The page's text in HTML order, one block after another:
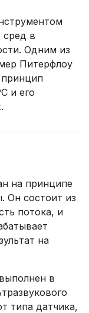
сред в
Одним из
Питерфлоу
и его
на принципе
Он состоит из
потока, и
на
в
типа датчика,